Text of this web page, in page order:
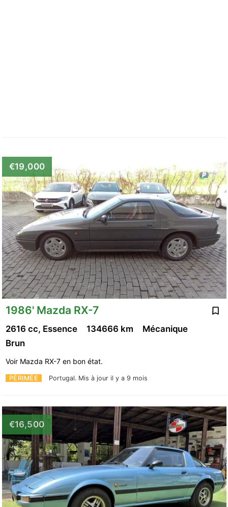
€19,000
1986' Mazda RX-7
PÉRIMÉE Portugal. Mis à jour il y a 9 mois
2616 cc, Essence 134666 km
Mécanique
Brun
Voir Mazda RX-7 en bon état.
€16,500